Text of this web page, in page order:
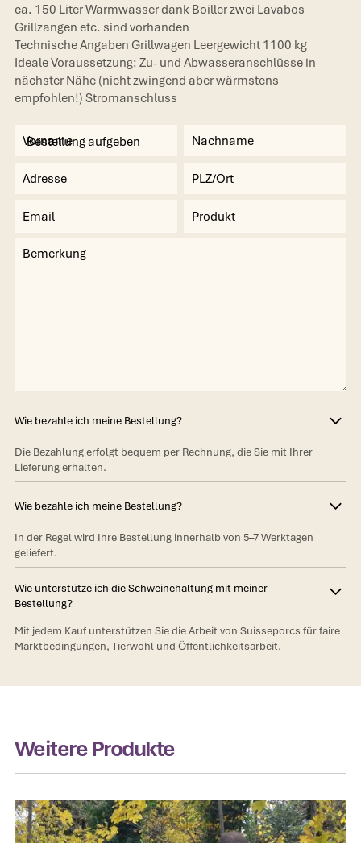
ca. 150 Liter Warmwasser dank Boiller zwei Lavabos
Grillzangen etc. sind vorhanden
Technische Angaben Grillwagen Leergewicht 1100 kg
Ideale Voraussetzung: Zu- und Abwasseranschlüsse in
nächster Nähe (nicht zwingend aber wärmstens
empfohlen!) Stromanschluss
Wie bezahle ich meine Bestellung?
Die Bezahlung erfolgt bequem per Rechnung, die Sie mit Ihrer
Lieferung erhalten.
Wie bezahle ich meine Bestellung?
In der Regel wird Ihre Bestellung innerhalb von 5–7 Werktagen
geliefert.
Wie unterstütze ich die Schweinehaltung mit meiner
Bestellung?
Mit jedem Kauf unterstützen Sie die Arbeit von Suisseporcs für faire
Marktbedingungen, Tierwohl und Öffentlichkeitsarbeit.
Weitere Produkte